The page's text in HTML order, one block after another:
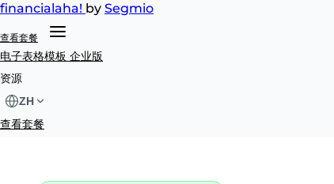
financialaha! by Segmio
查看套餐
电子表格模板 企业版
资源
ZH
查看套餐
季度税款追踪表